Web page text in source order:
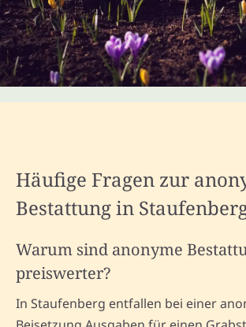
Häufige Fragen zur
Bestattung in
Warum sind anonyme
preiswerter?
In Staufenberg entfallen bei einer